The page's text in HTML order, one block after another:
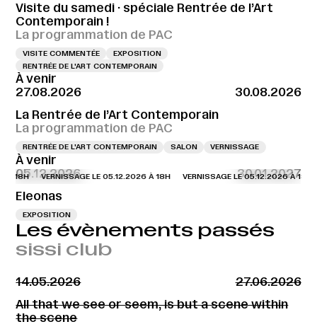
Visite du samedi · spéciale Rentrée de l’Art
Contemporain !
La programmation de PAC
VISITE COMMENTÉE
EXPOSITION
RENTRÉE DE L'ART CONTEMPORAIN
À venir
27.08.2026
30.08.2026
La Rentrée de l’Art Contemporain
La programmation de PAC
RENTRÉE DE L'ART CONTEMPORAIN SALON VERNISSAGE
À venir
05.12.2026
30.01.2027
À 18H VERNISSAGE LE 05.12.2026 À 18H VERNISSAGE LE 05.12.2026 À 18H
Eleonas
EXPOSITION
Les évènements passés
sissi club
14.05.2026
27.06.2026
All that we see or seem, is but a scene within
the scene